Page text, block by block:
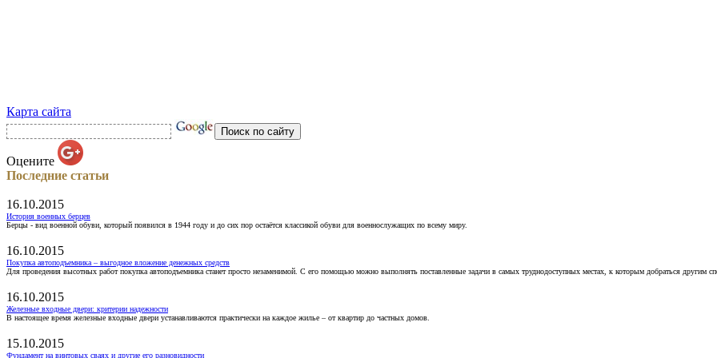
Карта сайта
Оцените
Последние статьи
16.10.2015
История военных берцев
Берцы - вид военной обуви, который появился в 1944 году и до сих пор остаётся классикой обуви для военнослужащих по всему миру.
16.10.2015
Покупка автоподъемника – выгодное вложение денежных средств
Для проведения высотных работ покупка автоподъемника станет просто незаменимой. С его помощью можно выполнять поставленные задачи в самых труднодоступных местах, к которым добраться другим
16.10.2015
Железные входные двери: критерии надежности
В настоящее время железные входные двери устанавливаются практически на каждое жилье – от квартир до частных домов.
15.10.2015
Фундамент на винтовых сваях и другие его разновидности